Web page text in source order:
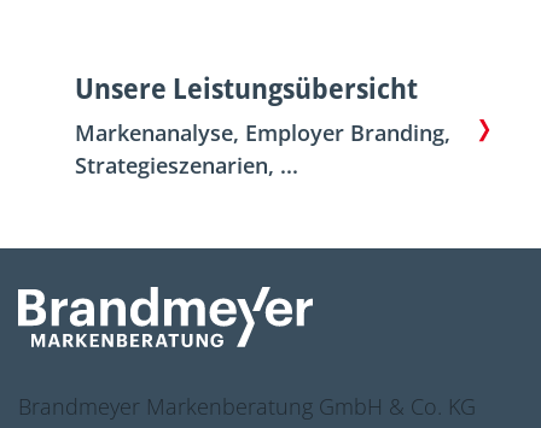
Unsere Leistungsübersicht
Markenanalyse, Employer Branding,
Strategieszenarien, ...
Brandmeyer Markenberatung GmbH & Co. KG